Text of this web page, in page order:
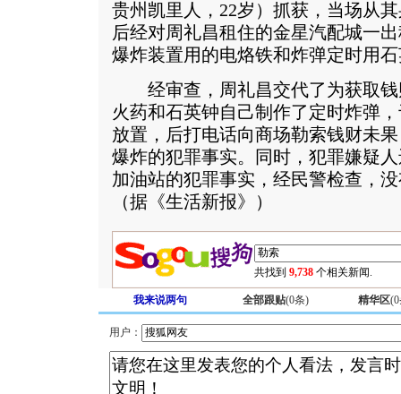
贵州凯里人，22岁）抓获，当场从
后经对周礼昌租住的金星汽配城一
爆炸装置用的电烙铁和炸弹定时用
经审查，周礼昌交代了为获取钱
火药和石英钟自己制作了定时炸弹
放置，后打电话向商场勒索钱财未
爆炸的犯罪事实。同时，犯罪嫌疑
加油站的犯罪事实，经民警检查，
（据《生活新报》）
共找到 9,738 个相关新闻.
我来说两句 全部跟贴(0条) 精华区(0
用户：